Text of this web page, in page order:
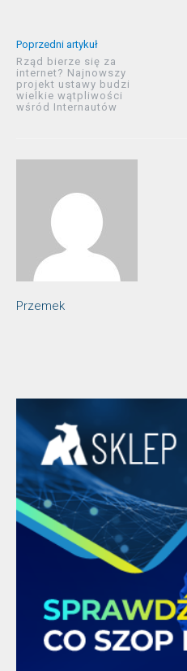
Poprzedni artykuł
Rząd bierze się za
internet? Najnowszy
projekt ustawy budzi
wielkie wątpliwości
wśród Internautów
Przemek